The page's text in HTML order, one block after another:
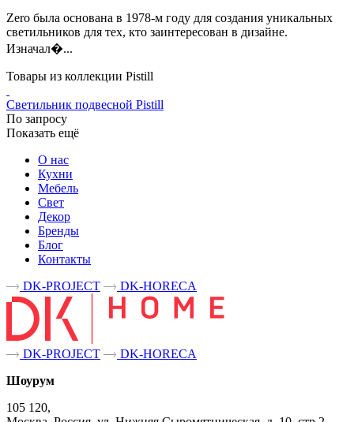
Zero была основана в 1978-м году для создания уникальных
светильников для тех, кто заинтересован в дизайне.
Изначал�...
Товары из коллекции Pistill
Светильник подвесной Pistill
По запросу
Показать ещё
О нас
Кухни
Мебель
Свет
Декор
Бренды
Блог
Контакты
DK-PROJECT
DK-HORECA
DK-PROJECT
DK-HORECA
Шоурум
105 120,